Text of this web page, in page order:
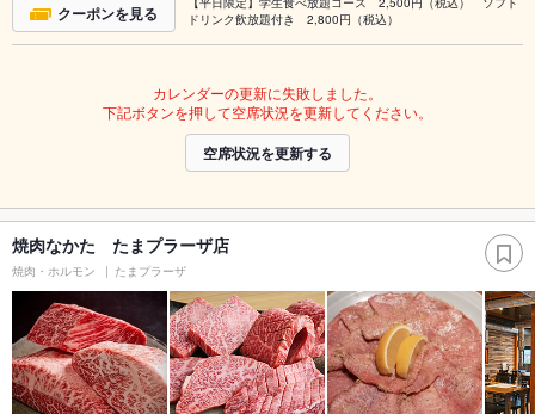
クーポンを見る
ドリンク飲放題付き 2,800円（税込）
カレンダーの更新に失敗しました。
下記ボタンを押して空席状況を更新してください。
空席状況を更新する
焼肉なかた たまプラーザ店
焼肉・ホルモン たまプラーザ